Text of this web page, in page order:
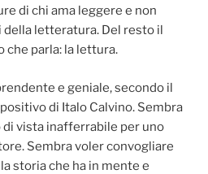
di chi ama leggere e non
letteratura. Del resto il
che parla: la lettura.
e geniale, secondo il
di Italo Calvino. Sembra
vista inafferrabile per uno
Sembra voler convogliare
storia che ha in mente e